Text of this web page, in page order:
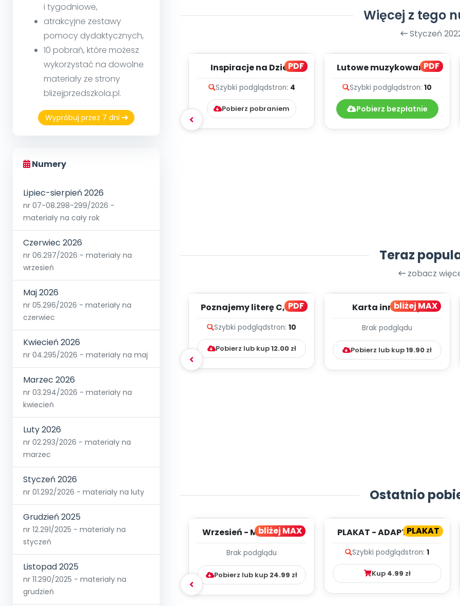
i tygodniowe,
atrakcyjne zestawy
pomocy dydaktycznych,
10 pobrań, które możesz
wykorzystać na dowolne
materiały ze strony
blizejprzedszkola.pl.
Wypróbuj przez 7 dni
Numery
Lipiec-sierpień 2026
nr 07-08.298-299/2026 -
materiały na cały rok
Czerwiec 2026
nr 06.297/2026 - materiały na
wrzesień
Maj 2026
nr 05.296/2026 - materiały na
czerwiec
Kwiecień 2026
nr 04.295/2026 - materiały na maj
Marzec 2026
nr 03.294/2026 - materiały na
kwiecień
Luty 2026
nr 02.293/2026 - materiały na
marzec
Styczeń 2026
nr 01.292/2026 - materiały na luty
Grudzień 2025
nr 12.291/2025 - materiały na
styczeń
Listopad 2025
nr 11.290/2025 - materiały na
grudzień
Więcej z tego
Styczeń
PDF
Inspiracje na Dzień
(PD)
Szybki podglądstron: 4
Pobierz pobraniem
PDF
Lutowe muzykowanie -
Szybki podglądstron: 10
Pobierz bezpłatnie
Teraz
zobacz
PDF
Poznajemy literę C, cz. 1
Szybki podglądstron: 10
Pobierz lub kup12.00zł
bliżej MAX
Karta innowacji
Kumpelkowo
Brak podglądu
Pobierz lub kup19.90 zł
Ostatnio
bliżej MAX
Wrzesień - MIESIĘCZNY
WYCHOWAWCZO –
DYDAKTYC...
Brak podglądu
Pobierz lub kup 24.99 zł
PLAKAT
PLAKAT - ADAPTACJA -
Szybki podglądstron: 1
Kup 4.99 zł